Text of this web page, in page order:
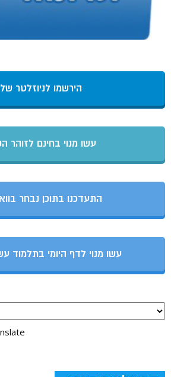
הירשמו לניוזלטר
עשו מנוי בחינם לזוהר
התעדכנו בתוכן נבחר
עשו מנוי לדף היומי בתלמוד